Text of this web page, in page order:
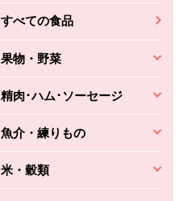
すべての食品
果物・野菜
精肉･ハム･ソーセージ
魚介・練りもの
米・穀類